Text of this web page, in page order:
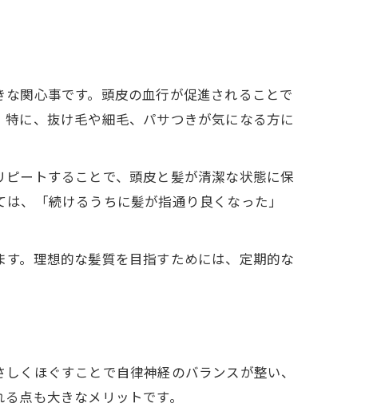
関心事です。頭皮の血行が促進されることで
に、抜け毛や細毛、パサつきが気になる方に
ートすることで、頭皮と髪が清潔な状態に保
、「続けるうちに髪が指通り良くなった」
。理想的な髪質を目指すためには、定期的な
くほぐすことで自律神経のバランスが整い、
点も大きなメリットです。